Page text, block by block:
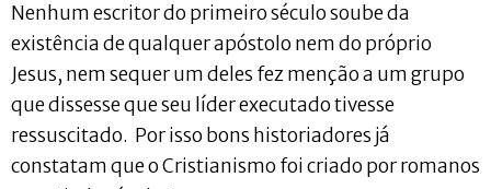
Nenhum escritor do primeiro século soube da
existência de qualquer apóstolo nem do próprio
Jesus, nem sequer um deles fez menção a um grupo
que dissesse que seu líder executado tivesse
ressuscitado. Por isso bons historiadores já
constatam que o Cristianismo foi criado por romanos